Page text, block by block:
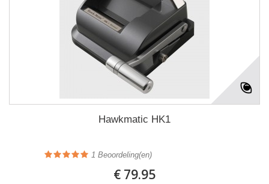
Hawkmatic HK1
1 Beoordeling(en)
€ 79.95